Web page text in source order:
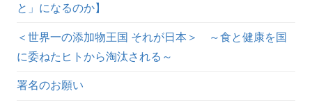
と」になるのか】
＜世界一の添加物王国 それが日本＞ ～食と健康を国
に委ねたヒトから淘汰される～
署名のお願い